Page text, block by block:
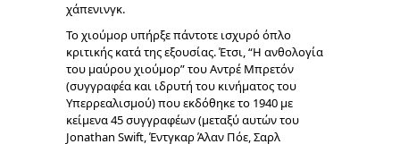
χάπενινγκ.
Το χιούμορ υπήρξε πάντοτε ισχυρό όπλο
κριτικής κατά της εξουσίας. Έτσι, “Η ανθολογία
του μαύρου χιούμορ” του Αντρέ Μπρετόν
(συγγραφέα και ιδρυτή του κινήματος του
Υπερρεαλισμού) που εκδόθηκε το 1940 με
κείμενα 45 συγγραφέων (μεταξύ αυτών του
Jonathan Swift, Έντγκαρ Άλαν Πόε, Σαρλ